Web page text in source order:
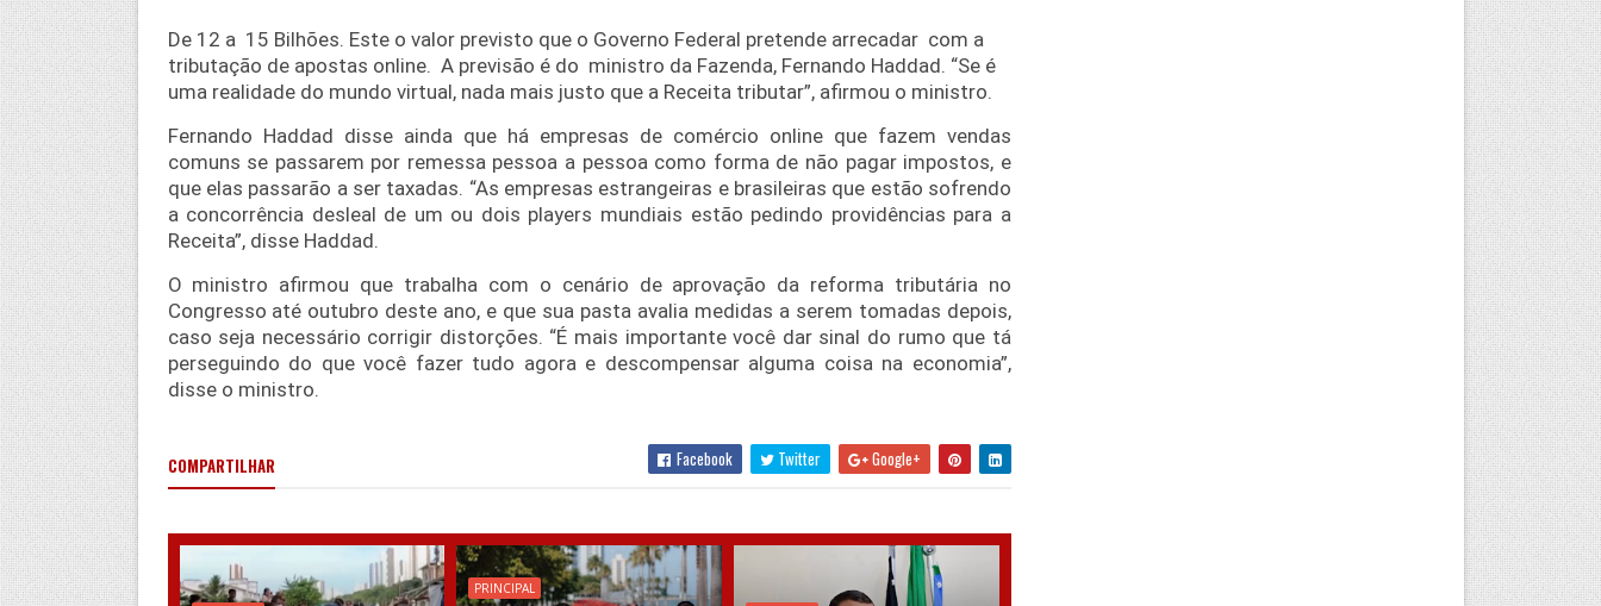
De 12 a 15 Bilhões. Este o valor previsto que o Governo Federal pretende arrecadar com a
tributação de apostas online. A previsão é do ministro da Fazenda, Fernando Haddad. “Se é
uma realidade do mundo virtual, nada mais justo que a Receita tributar”, afirmou o ministro.
Fernando Haddad disse ainda que há empresas de comércio online que fazem vendas
comuns se passarem por remessa pessoa a pessoa como forma de não pagar impostos, e
que elas passarão a ser taxadas. “As empresas estrangeiras e brasileiras que estão sofrendo
a concorrência desleal de um ou dois players mundiais estão pedindo providências para a
Receita”, disse Haddad.
O ministro afirmou que trabalha com o cenário de aprovação da reforma tributária no
Congresso até outubro deste ano, e que sua pasta avalia medidas a serem tomadas depois,
caso seja necessário corrigir distorções. “É mais importante você dar sinal do rumo que tá
perseguindo do que você fazer tudo agora e descompensar alguma coisa na economia”,
disse o ministro.
COMPARTILHAR Facebook Twitter Google+
PRINCIPAL